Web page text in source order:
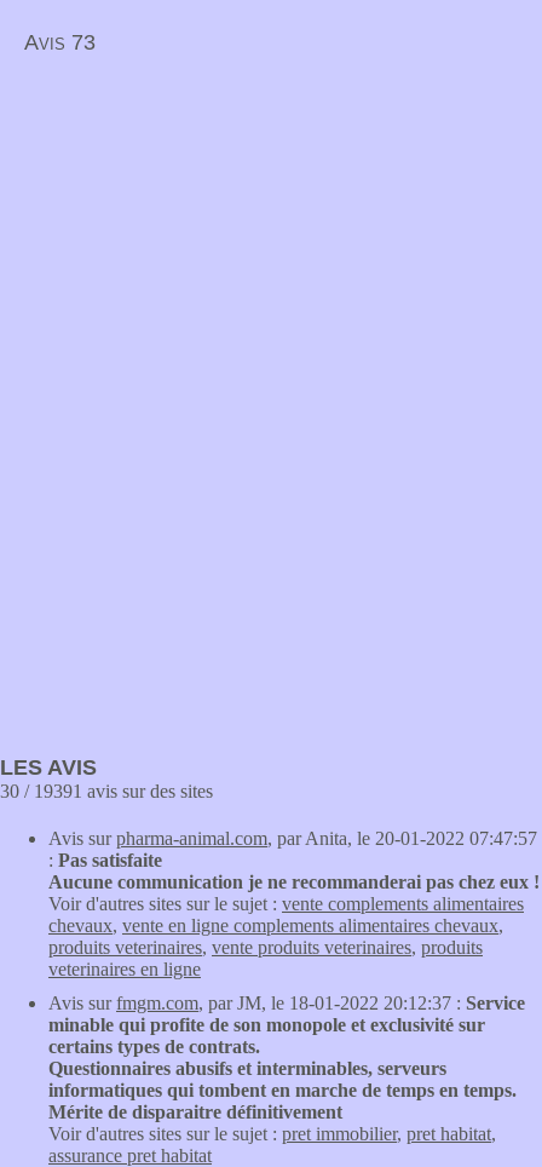
Avis 73
LES AVIS
30 / 19391 avis sur des sites
Avis surpharma-animal.com, par Anita, le 20-01-2022 07:47:57
: Pas satisfaite
Aucune communication je ne recommanderai pas chez eux !
Voir d'autres sites sur le sujet : vente complements alimentaires
chevaux, vente en ligne complements alimentaires chevaux,
produits veterinaires, vente produits veterinaires, produits
veterinaires en ligne
Avis surfmgm.com, par JM, le 18-01-2022 20:12:37 : Service
minable qui profite de son monopole et exclusivité sur
certains types de contrats.
Questionnaires abusifs et interminables, serveurs
informatiques qui tombent en marche de temps en temps.
Mérite de disparaitre définitivement
Voir d'autres sites sur le sujet : pret immobilier, pret habitat,
assurance pret habitat